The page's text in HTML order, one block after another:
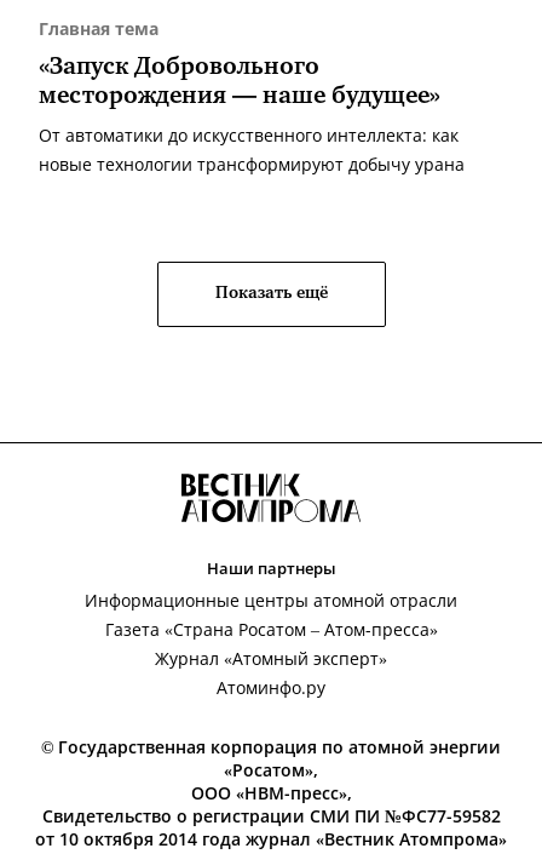
Главная тема
«Запуск Добровольного
месторождения — наше будущее»
От автоматики до искусственного интеллекта: как
новые технологии трансформируют добычу урана
Показать ещё
© Государственная корпорация по атомной энергии
«Росатом»,
ООО «НВМ-пресс»,
Свидетельство о регистрации СМИ ПИ №ФС77-59582
от 10 октября 2014 года журнал «Вестник Атомпрома»
Наши партнеры
Информационные центры атомной отрасли
Газета «Страна Росатом – Атом-пресса»
Журнал «Атомный эксперт»
Атоминфо.ру